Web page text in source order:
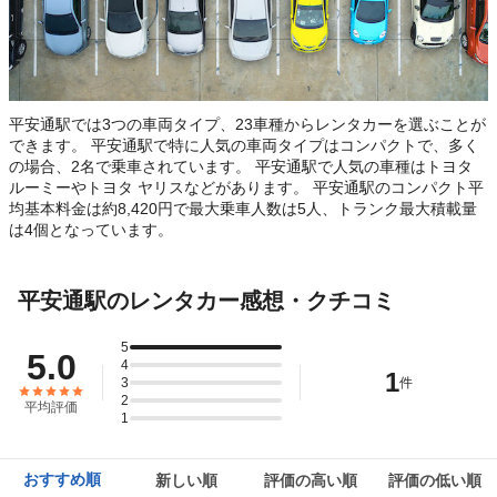
平安通駅では3つの車両タイプ、23車種からレンタカーを選ぶことが
できます。 平安通駅で特に人気の車両タイプはコンパクトで、多く
の場合、2名で乗車されています。 平安通駅で人気の車種はトヨタ
ルーミーやトヨタ ヤリスなどがあります。 平安通駅のコンパクト平
均基本料金は約8,420円で最大乗車人数は5人、トランク最大積載量
は4個となっています。
平安通駅のレンタカー感想・クチコミ
5.0
平均評価
5
4
3
2
1
1件
おすすめ順 新しい順 評価の高い順 評価の低い順